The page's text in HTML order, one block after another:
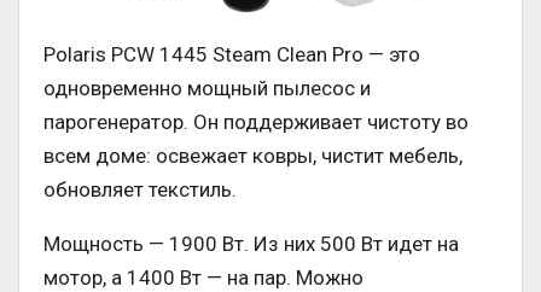
Polaris PCW 1445 Steam Clean Pro — это
одновременно мощный пылесос и
парогенератор. Он поддерживает чистоту во
всем доме: освежает ковры, чистит мебель,
обновляет текстиль.
Мощность — 1900 Вт. Из них 500 Вт идет на
мотор, а 1400 Вт — на пар. Можно